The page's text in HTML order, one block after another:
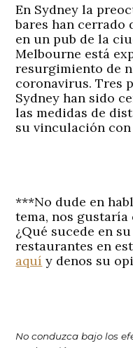
En Sydney la
bares han cerrado
en un pub de la
Melbourne está
resurgimiento de
coronavirus. Tres
Sydney han sido
las medidas de
su vinculación
***No dude en
tema, nos gustaría
¿Qué sucede en
restaurantes en
aquí y denos su
No conduzca bajo los